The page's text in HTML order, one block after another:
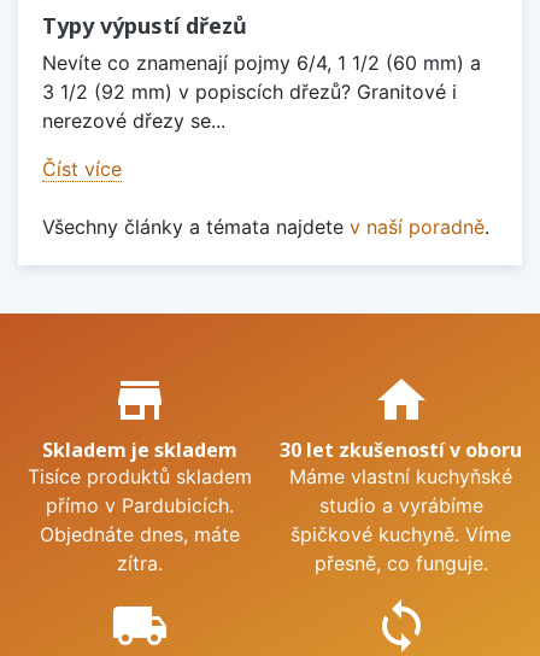
Typy výpustí dřezů
Nevíte co znamenají pojmy 6/4, 1 1/2 (60 mm) a
3 1/2 (92 mm) v popiscích dřezů? Granitové i
nerezové dřezy se...
Číst více
Všechny články a témata najdete v naší poradně.
Proč nakupovat u nás?
store_mall_directory
Skladem je skladem
Tisíce produktů skladem
přímo v Pardubicích.
Objednáte dnes, máte
zítra.
home
30 let zkušeností v oboru
Máme vlastní kuchyňské
studio a vyrábíme
špičkové kuchyně. Víme
přesně, co funguje.
local_shipping sync